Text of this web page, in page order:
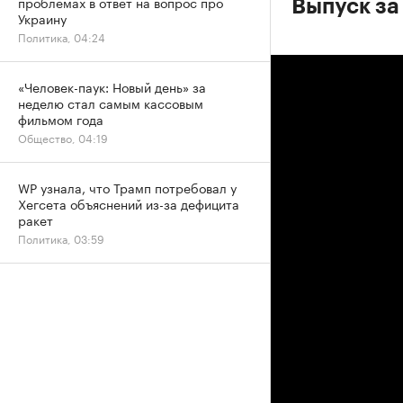
Выпуск
Украину
Политика, 04:24
«Человек-паук: Новый день» за
неделю стал самым кассовым
фильмом года
Общество, 04:19
WP узнала, что Трамп потребовал у
Хегсета объяснений из-за дефицита
ракет
Политика, 03:59